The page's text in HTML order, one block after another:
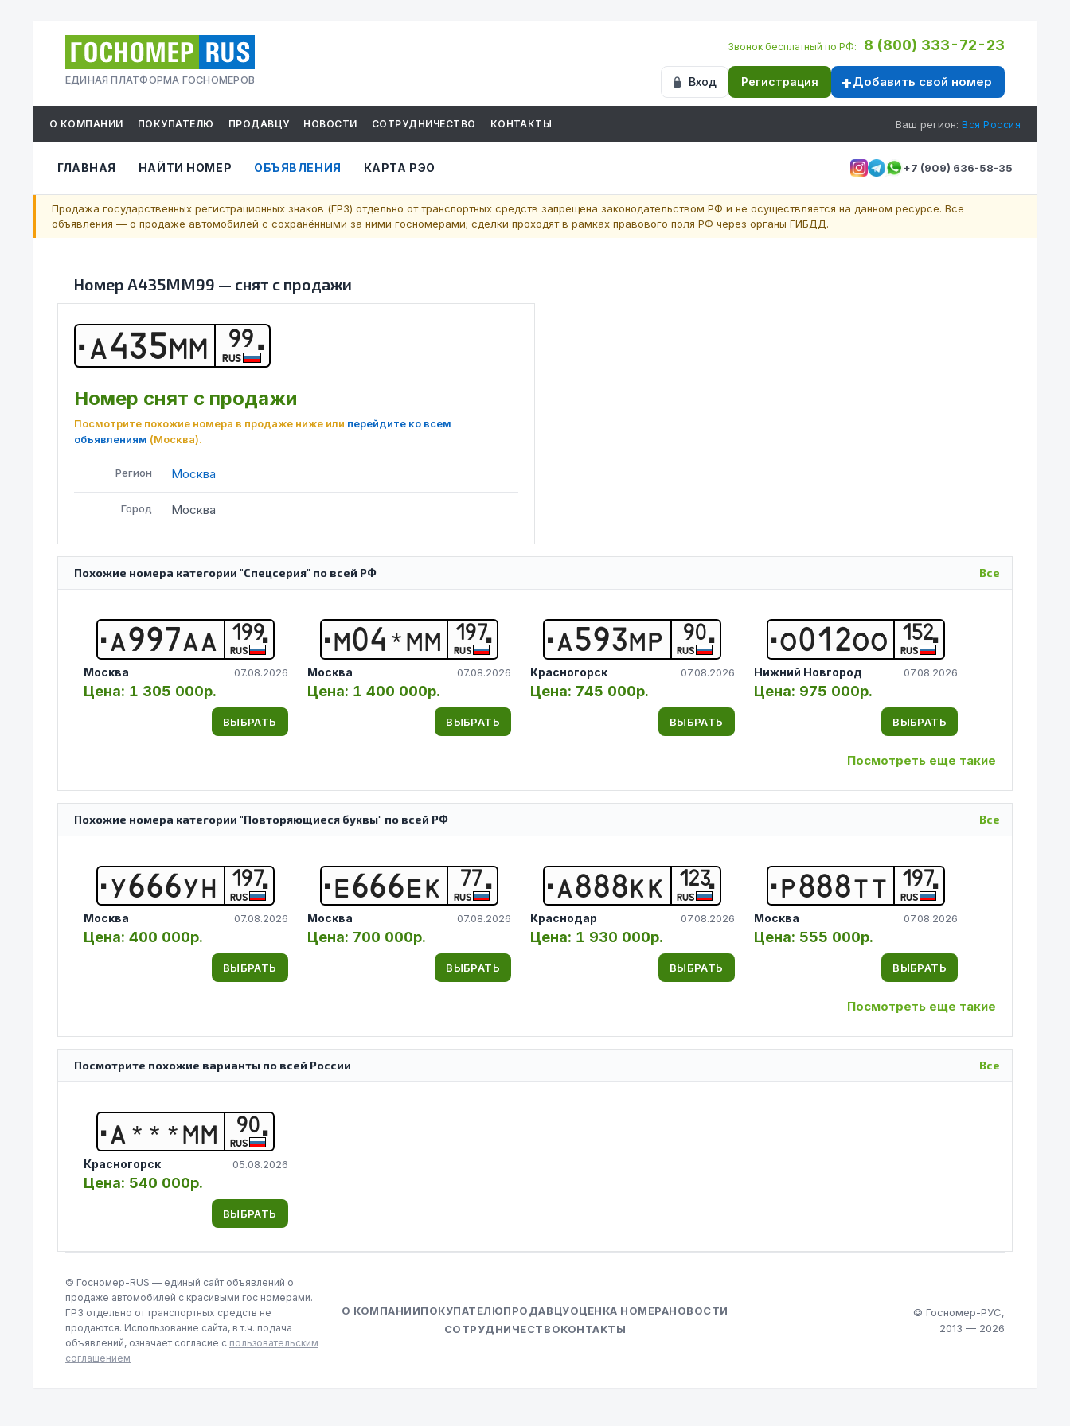
ЕДИНАЯ ПЛАТФОРМА ГОСНОМЕРОВ
Звонок бесплатный по РФ: 8 (800) 333-72-23
Вход Регистрация Добавить свой номер
О КОМПАНИИ ПОКУПАТЕЛЮ ПРОДАВЦУ НОВОСТИ СОТРУДНИЧЕСТВО КОНТАКТЫ Ваш регион: Вся Россия
ГЛАВНАЯ НАЙТИ НОМЕР ОБЪЯВЛЕНИЯ КАРТА РЭО +7 (909) 636-58-35
Продажа государственных регистрационных знаков (ГРЗ) отдельно от транспортных средств запрещена законодательством РФ и не осуществляется на данном ресурсе. Все
объявления — о продаже автомобилей с сохранёнными за ними госномерами; сделки проходят в рамках правового поля РФ через органы ГИБДД.
Номер А435ММ99 — снят с продажи
А435ММ 99
RUS
Номер снят с продажи
Посмотрите похожие номера в продаже ниже или перейдите ко всем
объявлениям (Москва).
Регион Москва
Город Москва
Все
Похожие номера категории "Спецсерия" по всей РФ
А997А А 199
RUS
Москва 07.08.2026
Цена: 1 305 000р.
ВЫБРАТЬ
М04 * ММ 197
RUS
Москва 07.08.2026
Цена: 1 400 000р.
ВЫБРАТЬ
А593МР 90
RUS
Красногорск 07.08.2026
Цена: 745 000р.
ВЫБРАТЬ
О01 2ОО 152
RUS
Нижний Новгород 07.08.2026
Цена: 975 000р.
ВЫБРАТЬ
Посмотреть еще такие
Все
Похожие номера категории "Повторяющиеся буквы" по всей РФ
У666УН 197
RUS
Москва 07.08.2026
Цена: 400 000р.
ВЫБРАТЬ
Е666ЕК 77
RUS
Москва 07.08.2026
Цена: 700 000р.
ВЫБРАТЬ
А888К К 123
RUS
Краснодар 07.08.2026
Цена: 1 930 000р.
ВЫБРАТЬ
Р888ТТ 197
RUS
Москва 07.08.2026
Цена: 555 000р.
ВЫБРАТЬ
Посмотреть еще такие
Все
Посмотрите похожие варианты по всей России
А * * * ММ 90
RUS
Красногорск 05.08.2026
Цена: 540 000р.
ВЫБРАТЬ
© Госномер-RUS — единый сайт объявлений о
продаже автомобилей с красивыми гос номерами.
ГРЗ отдельно от транспортных средств не
продаются. Использование сайта, в т.ч. подача
объявлений, означает согласие с пользовательским
соглашением
О КОМПАНИИПОКУПАТЕЛЮПРОДАВЦУОЦЕНКА НОМЕРАНОВОСТИ
СОТРУДНИЧЕСТВОКОНТАКТЫ
© Госномер-РУС,
2013 — 2026